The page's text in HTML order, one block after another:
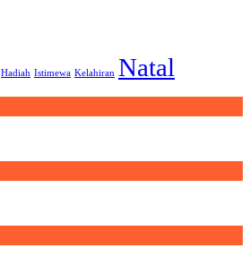
Hadiah Istimewa Kelahiran Natal